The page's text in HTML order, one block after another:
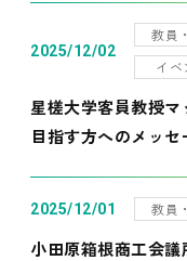
2025/12/02
教員
イベ
星槎大学客員教授
目指す方へのメッ
2025/12/01 教員
小田原箱根商工会